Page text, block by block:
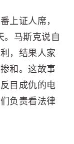
上证人席，
。马斯克说自
，结果人家
和。这故事
目成仇的电
负责看法律